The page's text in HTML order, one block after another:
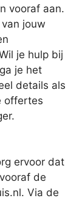
vooraf aan.
jouw
je hulp bij
je het
details als
offertes
ervoor dat
de
Via de